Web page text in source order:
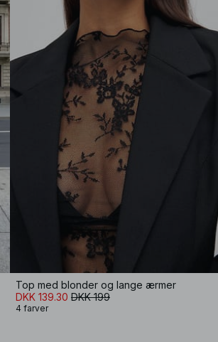
Top med blonder og lange ærmer
DKK 139.30 DKK 199
4 farver